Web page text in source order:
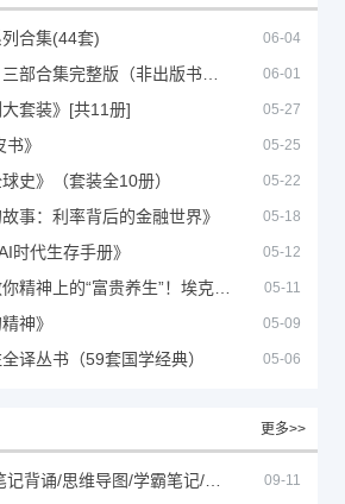
列合集(44套) 06-04
06-01
大套装》[共11册] 05-27
》 05-25
史》（套装全10册） 05-22
事：利率背后的金融世界》 05-18
时代生存手册》 05-12
05-11
神》 05-09
译丛书（59套国学经典） 05-06
更多>>
09-11